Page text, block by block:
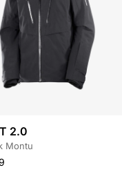
2.0
Montu